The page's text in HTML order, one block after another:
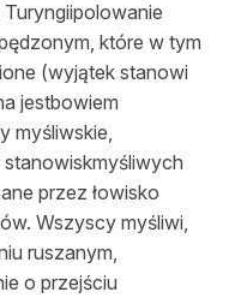
które w tym
(wyjątek stanowi
jestbowiem
myśliwskie,
przez łowisko
Wszyscy myśliwi,
ruszanym,
o przejściu